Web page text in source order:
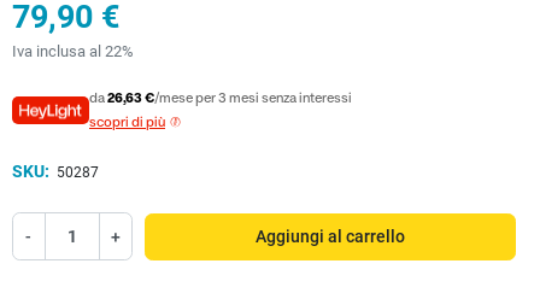
79,90 €
Iva inclusa al 22%
da26,63 €/mese per 3 mesi senza interessi
scopri di più
SKU: 50287
- + Aggiungi al carrello